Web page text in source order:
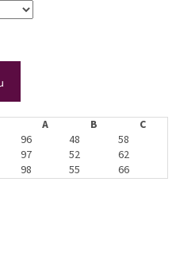
A B
C
96 48
58
97 52
62
98 55 66